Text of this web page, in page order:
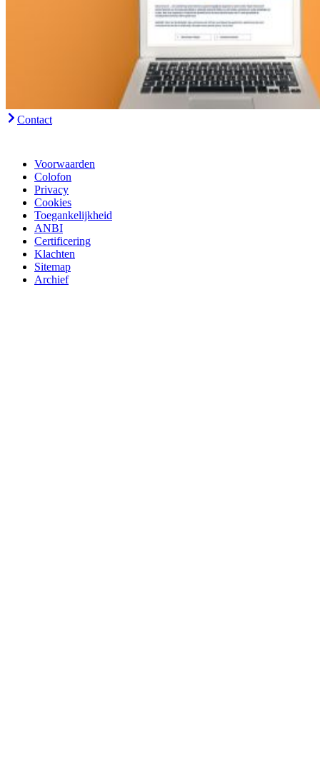
Contact
Voorwaarden
Colofon
Privacy
Cookies
Toegankelijkheid
ANBI
Certificering
Klachten
Sitemap
Archief